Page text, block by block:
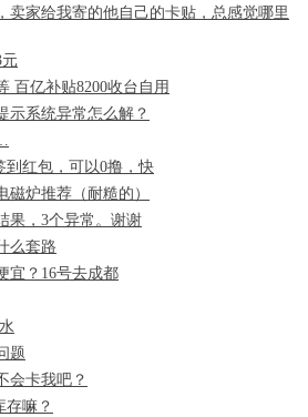
卖家给我寄的他自己的卡贴，总感觉哪里
百亿补贴8200收台自用
示系统异常怎么解？
到红包，可以0撸，快
磁炉推荐（耐糙的）
果，3个异常。谢谢
么套路
宜？16号去成都
题
会卡我吧？
存嘛？